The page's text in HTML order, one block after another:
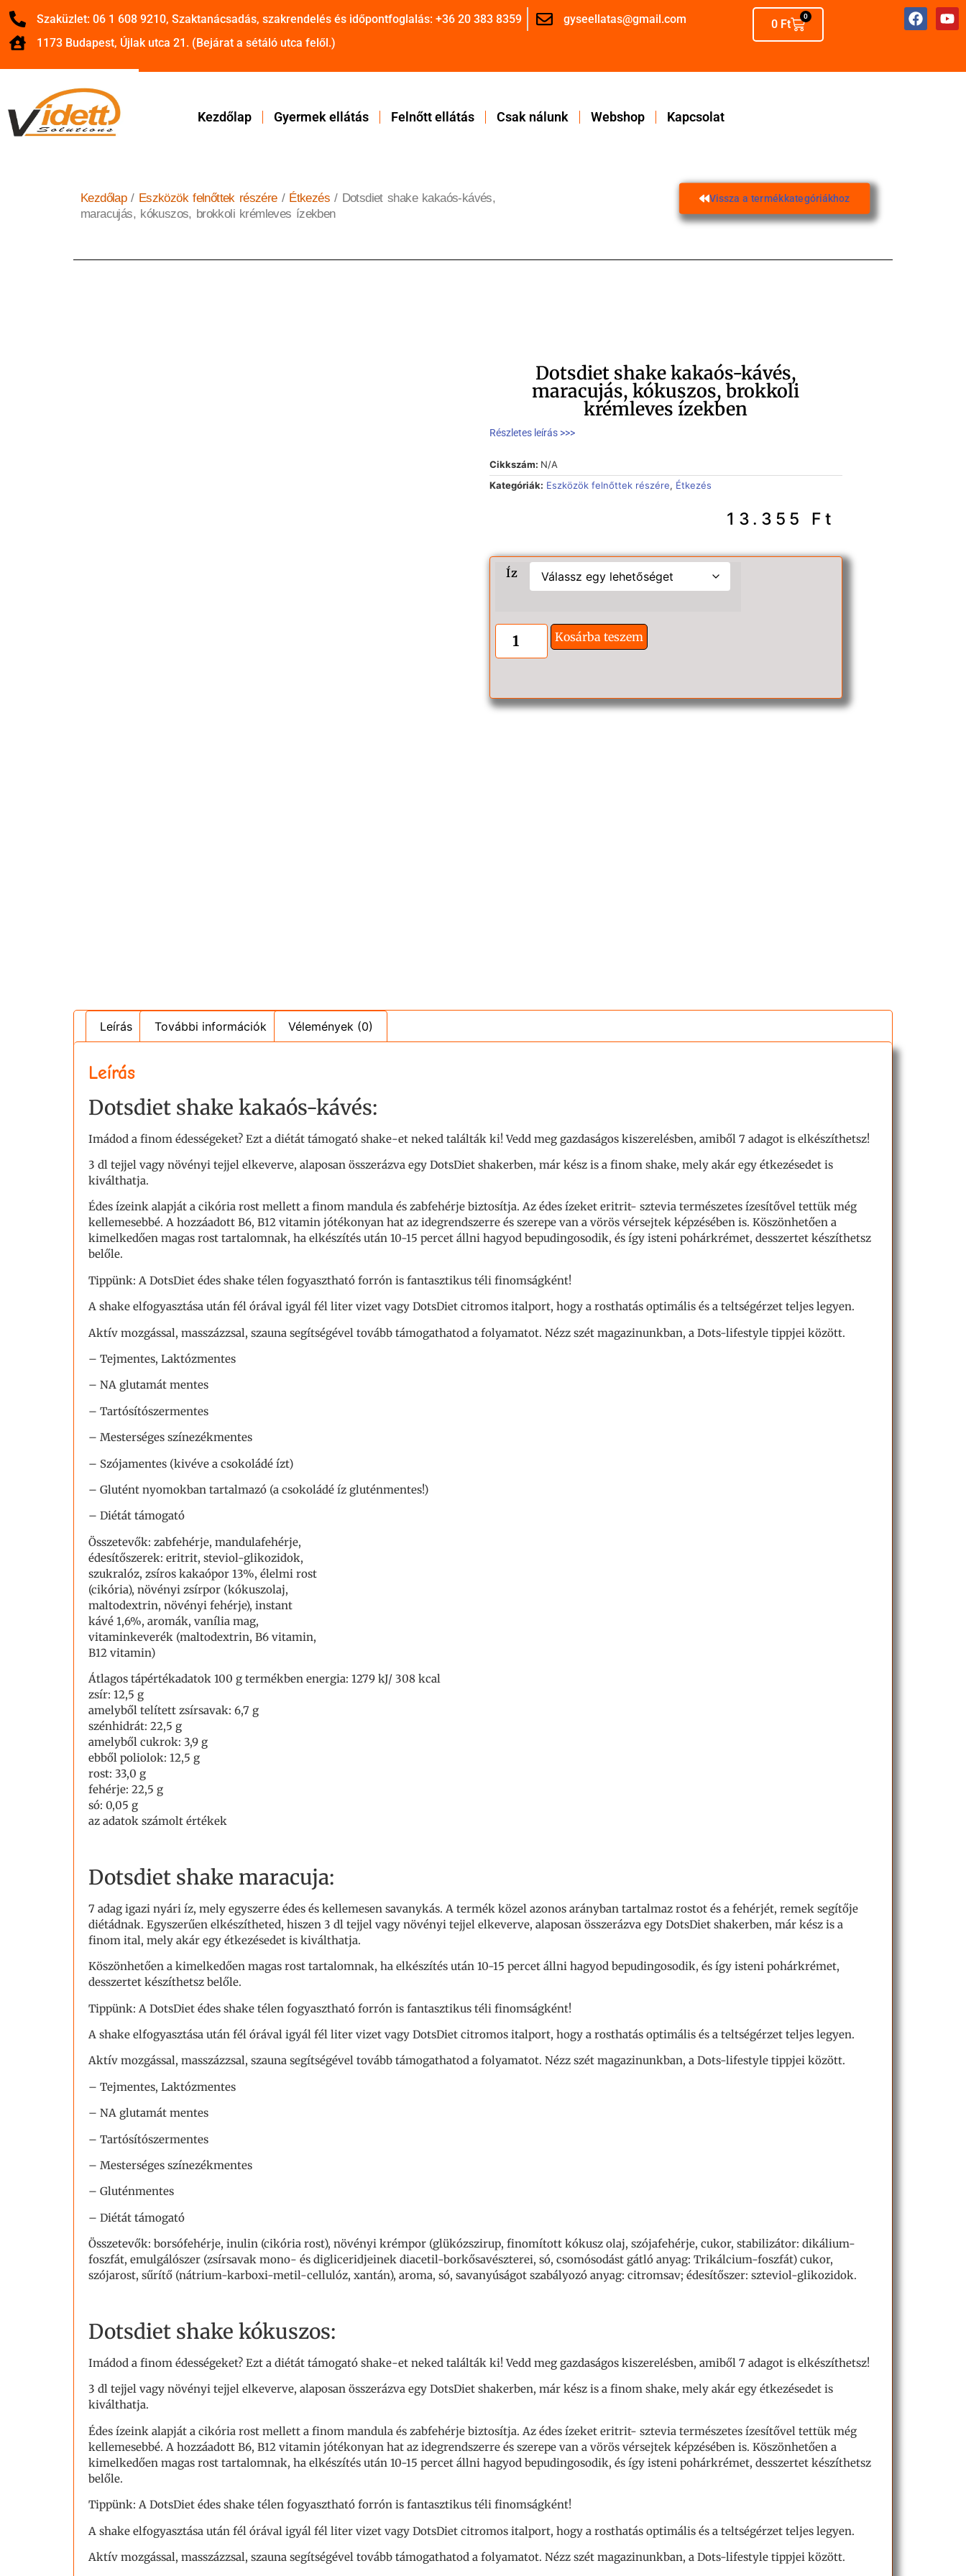
Szaküzlet: 06 1 608 9210, Szaktanácsadás, szakrendelés és időpontfoglalás: +36 20 383 8359
gyseellatas@gmail.com
1173 Budapest, Újlak utca 21. (Bejárat a sétáló utca felől.)
0 Ft
0
Kezdőlap Gyermek ellátás Felnőtt ellátás Csak nálunk Webshop Kapcsolat
Kezdőlap/ Eszközök felnőttek részére/ Étkezés / Dotsdiet shake kakaós-kávés,
maracujás, kókuszos, brokkoli krémleves ízekben
Vissza a termékkategóriákhoz
Dotsdiet shake kakaós-kávés,
maracujás, kókuszos, brokkoli
krémleves ízekben
Részletes leírás >>>
Cikkszám: N/A
Kategóriák: Eszközök felnőttek részére, Étkezés
13.355 Ft
Íz
Kosárba teszem
Leírás További információk Vélemények (0)
Leírás
Dotsdiet shake kakaós-kávés:
Imádod a finom édességeket? Ezt a diétát támogató shake-et neked találták ki! Vedd meg gazdaságos kiszerelésben, amiből 7 adagot is elkészíthetsz!
3 dl tejjel vagy növényi tejjel elkeverve, alaposan összerázva egy DotsDiet shakerben, már kész is a finom shake, mely akár egy étkezésedet is
kiválthatja.
Édes ízeink alapját a cikória rost mellett a finom mandula és zabfehérje biztosítja. Az édes ízeket eritrit- sztevia természetes ízesítővel tettük még
kellemesebbé. A hozzáadott B6, B12 vitamin jótékonyan hat az idegrendszerre és szerepe van a vörös vérsejtek képzésében is. Köszönhetően a
kimelkedően magas rost tartalomnak, ha elkészítés után 10-15 percet állni hagyod bepudingosodik, és így isteni pohárkrémet, desszertet készíthetsz
belőle.
Tippünk: A DotsDiet édes shake télen fogyasztható forrón is fantasztikus téli finomságként!
A shake elfogyasztása után fél órával igyál fél liter vizet vagy DotsDiet citromos italport, hogy a rosthatás optimális és a teltségérzet teljes legyen.
Aktív mozgással, masszázzsal, szauna segítségével tovább támogathatod a folyamatot. Nézz szét magazinunkban, a Dots-lifestyle tippjei között.
– Tejmentes, Laktózmentes
– NA glutamát mentes
– Tartósítószermentes
– Mesterséges színezékmentes
– Szójamentes (kivéve a csokoládé ízt)
– Glutént nyomokban tartalmazó (a csokoládé íz gluténmentes!)
– Diétát támogató
Összetevők: zabfehérje, mandulafehérje,
édesítőszerek: eritrit, steviol-glikozidok,
szukralóz, zsíros kakaópor 13%, élelmi rost
(cikória), növényi zsírpor (kókuszolaj,
maltodextrin, növényi fehérje), instant
kávé 1,6%, aromák, vanília mag,
vitaminkeverék (maltodextrin, B6 vitamin,
B12 vitamin)
Átlagos tápértékadatok 100 g termékben energia: 1279 kJ/ 308 kcal
zsír: 12,5 g
amelyből telített zsírsavak: 6,7 g
szénhidrát: 22,5 g
amelyből cukrok: 3,9 g
ebből poliolok: 12,5 g
rost: 33,0 g
fehérje: 22,5 g
só: 0,05 g
az adatok számolt értékek
Dotsdiet shake maracuja:
7 adag igazi nyári íz, mely egyszerre édes és kellemesen savanykás. A termék közel azonos arányban tartalmaz rostot és a fehérjét, remek segítője
diétádnak. Egyszerűen elkészítheted, hiszen 3 dl tejjel vagy növényi tejjel elkeverve, alaposan összerázva egy DotsDiet shakerben, már kész is a
finom ital, mely akár egy étkezésedet is kiválthatja.
Köszönhetően a kimelkedően magas rost tartalomnak, ha elkészítés után 10-15 percet állni hagyod bepudingosodik, és így isteni pohárkrémet,
desszertet készíthetsz belőle.
Tippünk: A DotsDiet édes shake télen fogyasztható forrón is fantasztikus téli finomságként!
A shake elfogyasztása után fél órával igyál fél liter vizet vagy DotsDiet citromos italport, hogy a rosthatás optimális és a teltségérzet teljes legyen.
Aktív mozgással, masszázzsal, szauna segítségével tovább támogathatod a folyamatot. Nézz szét magazinunkban, a Dots-lifestyle tippjei között.
– Tejmentes, Laktózmentes
– NA glutamát mentes
– Tartósítószermentes
– Mesterséges színezékmentes
– Gluténmentes
– Diétát támogató
Összetevők: borsófehérje, inulin (cikória rost), növényi krémpor (glükózszirup, finomított kókusz olaj, szójafehérje, cukor, stabilizátor: dikálium-
foszfát, emulgálószer (zsírsavak mono- és digliceridjeinek diacetil-borkősavészterei, só, csomósodást gátló anyag: Trikálcium-foszfát) cukor,
szójarost, sűrítő (nátrium-karboxi-metil-cellulóz, xantán), aroma, só, savanyúságot szabályozó anyag: citromsav; édesítőszer: szteviol-glikozidok.
Dotsdiet shake kókuszos:
Imádod a finom édességeket? Ezt a diétát támogató shake-et neked találták ki! Vedd meg gazdaságos kiszerelésben, amiből 7 adagot is elkészíthetsz!
3 dl tejjel vagy növényi tejjel elkeverve, alaposan összerázva egy DotsDiet shakerben, már kész is a finom shake, mely akár egy étkezésedet is
kiválthatja.
Édes ízeink alapját a cikória rost mellett a finom mandula és zabfehérje biztosítja. Az édes ízeket eritrit- sztevia természetes ízesítővel tettük még
kellemesebbé. A hozzáadott B6, B12 vitamin jótékonyan hat az idegrendszerre és szerepe van a vörös vérsejtek képzésében is. Köszönhetően a
kimelkedően magas rost tartalomnak, ha elkészítés után 10-15 percet állni hagyod bepudingosodik, és így isteni pohárkrémet, desszertet készíthetsz
belőle.
Tippünk: A DotsDiet édes shake télen fogyasztható forrón is fantasztikus téli finomságként!
A shake elfogyasztása után fél órával igyál fél liter vizet vagy DotsDiet citromos italport, hogy a rosthatás optimális és a teltségérzet teljes legyen.
Aktív mozgással, masszázzsal, szauna segítségével tovább támogathatod a folyamatot. Nézz szét magazinunkban, a Dots-lifestyle tippjei között.